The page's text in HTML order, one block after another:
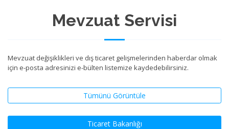
Mevzuat Servisi
Mevzuat değişiklikleri ve dış ticaret gelişmelerinden haberdar olmak
için e-posta adresinizi e-bülten listemize kaydedebilirsiniz.
Tümünü Görüntüle
Ticaret Bakanlığı